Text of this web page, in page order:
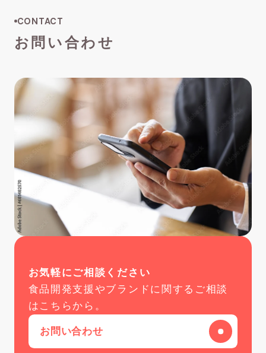
CONTACT
お問い合わせ
お気軽にご相談ください
食品開発支援やブランドに関するご相談
はこちらから。
お問い合わせ